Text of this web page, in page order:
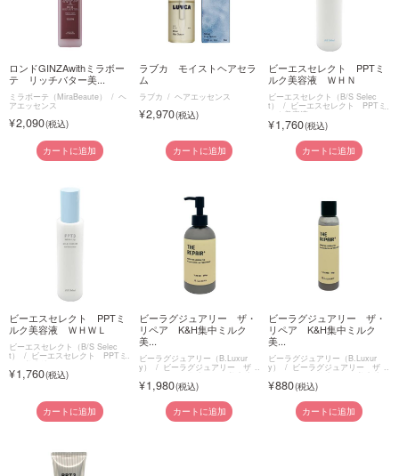
ログイン・新規会員登録
ロンドGINZAwithミラボー
テ リッチバター美...
ミラボーテ（MiraBeaute） ヘ
アエッセンス
2,090
カートに追加
ラブカ モイストヘアセラ
ム
ラブカ ヘアエッセンス
2,970
カートに追加
ビーエスセレクト PPTミ
ルク美容液 ＷＨＮ
ビーエスセレクト（B/S Selec
t） ビーエスセレクト PPTミ
ルク美容液
1,760
カートに追加
ビーエスセレクト PPTミ
ルク美容液 ＷＨＷＬ
ビーエスセレクト（B/S Selec
t） ビーエスセレクト PPTミ
ルク美容液
1,760
カートに追加
ビーラグジュアリー ザ・
リペア K&H集中ミルク
美...
ビーラグジュアリー（B.Luxur
y） ビーラグジュアリー ザ・
リペア K&H集中ミルク美容液
1,980
カートに追加
ビーラグジュアリー ザ・
リペア K&H集中ミルク
美...
ビーラグジュアリー（B.Luxur
y） ビーラグジュアリー ザ・
リペア K&H集中ミルク美容液
880
カートに追加